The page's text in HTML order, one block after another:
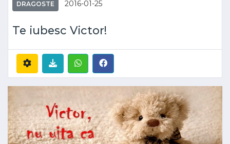
DRAGOSTE 2016-01-25
Te iubesc Victor!